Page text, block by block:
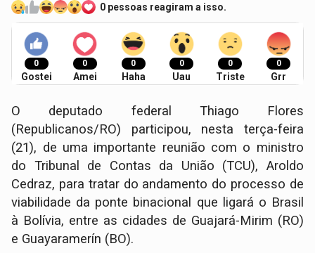
0 pessoas reagiram a isso.
0
Gostei
0
Amei
0
Haha
0
Uau
0
Triste
0
Grr
O deputado federal Thiago Flores
(Republicanos/RO) participou, nesta terça-feira
(21), de uma importante reunião com o ministro
do Tribunal de Contas da União (TCU), Aroldo
Cedraz, para tratar do andamento do processo de
viabilidade da ponte binacional que ligará o Brasil
à Bolívia, entre as cidades de Guajará-Mirim (RO)
e Guayaramerín (BO).